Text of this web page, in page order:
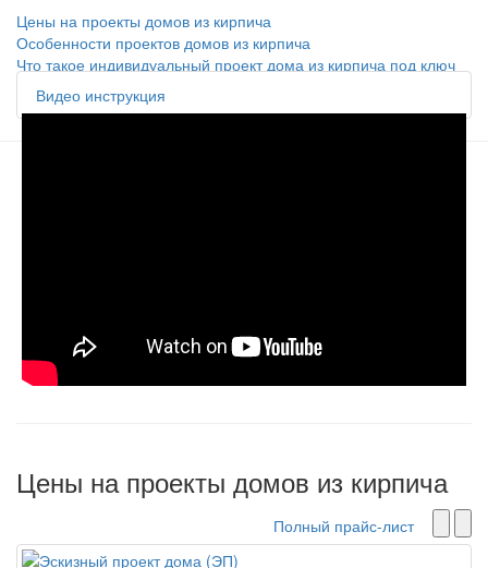
Цены на проекты домов из кирпича
Особенности проектов домов из кирпича
Что такое индивидуальный проект дома из кирпича под ключ
Видео инструкция
Цены на проекты домов из кирпича
Полный прайс-лист